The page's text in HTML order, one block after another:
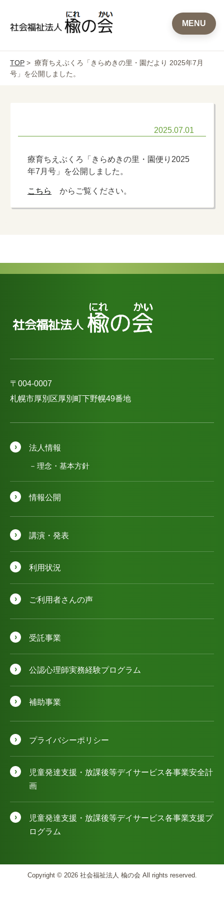
MENU
TOP > 療育ちえぶくろ「きらめきの里・園だより 2025年7月
号」を公開しました。
2025.07.01
療育ちえぶくろ「きらめきの里・園便り2025
年7月号」を公開しました。
こちら からご覧ください。
〒004-0007
札幌市厚別区厚別町下野幌49番地
法人情報
理念・基本方針
情報公開
講演・発表
利用状況
ご利用者さんの声
受託事業
公認⼼理師実務経験プログラム
補助事業
プライバシーポリシー
児童発達⽀援・放課後等デイサービス各事業安全計
画
児童発達⽀援・放課後等デイサービス各事業⽀援プ
ログラム
Copyright © 2026 社会福祉法人 楡の会 All rights reserved.